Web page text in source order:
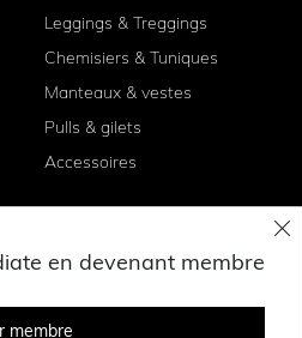
Leggings & Treggings
Chemisiers & Tuniques
Manteaux & vestes
Pulls & gilets
Accessoires
en devenant membre
membre